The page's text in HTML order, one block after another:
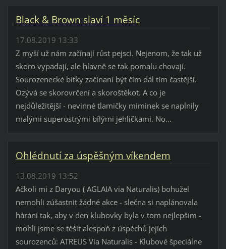
Black & Brown slaví 1 měsíc
17.08.2019 13:33
Z myší už nám začínají růst pejsci. Nejenom, že tak už
skoro vypadají, ale hlavně se tak pomalu chovají.
Sourozenecké bitky začínaní být čím dál tím častější.
Ozývá se skorovrčení a skoroštěkot. A co je
nejdůležitější - nevinné tlamičky miminek se naplnily
malými superostrými bílými jehličkami. No...
Ohlédnutí za úspěšným víkendem
13.08.2019 13:52
Ačkoli mi z Daryou ( AGLAIA via Naturalis) bohužel
nemohli zúšastnit žádné akce - slečna si naplánovala
hárání tak, aby v den klubovky byla v tom nejlepším -
mohli jsme se těšit alespoň z úspěchů jejích
sourozenců: ATREUS Via Naturalis - Klubové špeciálne